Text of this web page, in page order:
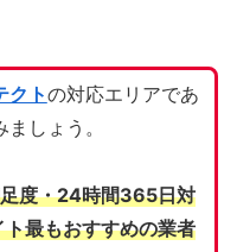
クトの対応エリアであ
しょう。
度・24時間365日対
ト最もおすすめの業者